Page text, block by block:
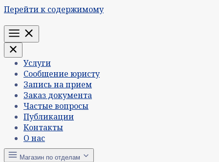
Перейти к содержимому
Меню
Услуги
Сообщение юристу
Запись на прием
Заказ документа
Частые вопросы
Публикации
Контакты
О нас
Магазин по отделам